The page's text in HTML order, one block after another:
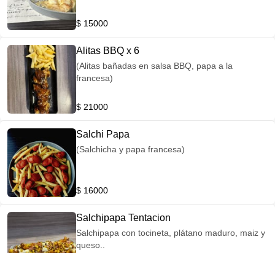
$ 15000
Alitas BBQ x 6
(Alitas bañadas en salsa BBQ, papa a la
francesa)
$ 21000
Salchi Papa
(Salchicha y papa francesa)
$ 16000
Salchipapa Tentacion
Salchipapa con tocineta, plátano maduro, maiz y
queso..